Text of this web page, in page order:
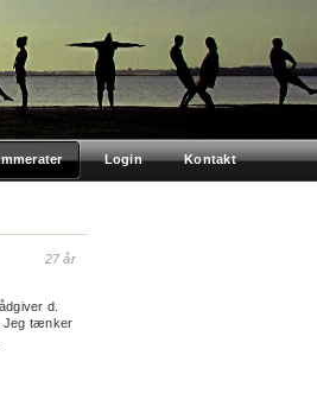
Login Kontakt
27 år
d.
Jeg tænker